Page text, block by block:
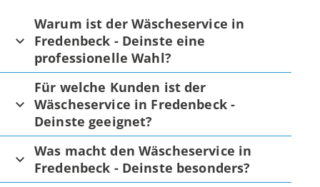
Warum ist der Wäscheservice in
Fredenbeck - Deinste eine
professionelle Wahl?
Für welche Kunden ist der
Wäscheservice in Fredenbeck -
Deinste geeignet?
Was macht den Wäscheservice in
Fredenbeck - Deinste besonders?